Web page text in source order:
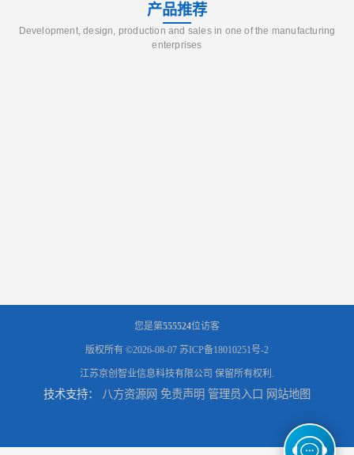
产品推荐
Development, design, production and sales in one of the manufacturing
enterprises
您是第555524位访客
版权所有 ©2026-08-07 苏ICP备18010251号-2
江苏京创智业信息科技有限公司 保留所有权利.
技术支持： 八方资源网 免责声明 管理员入口 网站地图